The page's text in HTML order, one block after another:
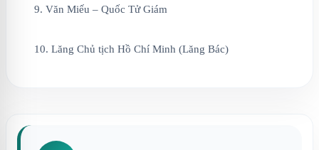
9. Văn Miếu – Quốc Tử Giám
10. Lăng Chủ tịch Hồ Chí Minh (Lăng Bác)